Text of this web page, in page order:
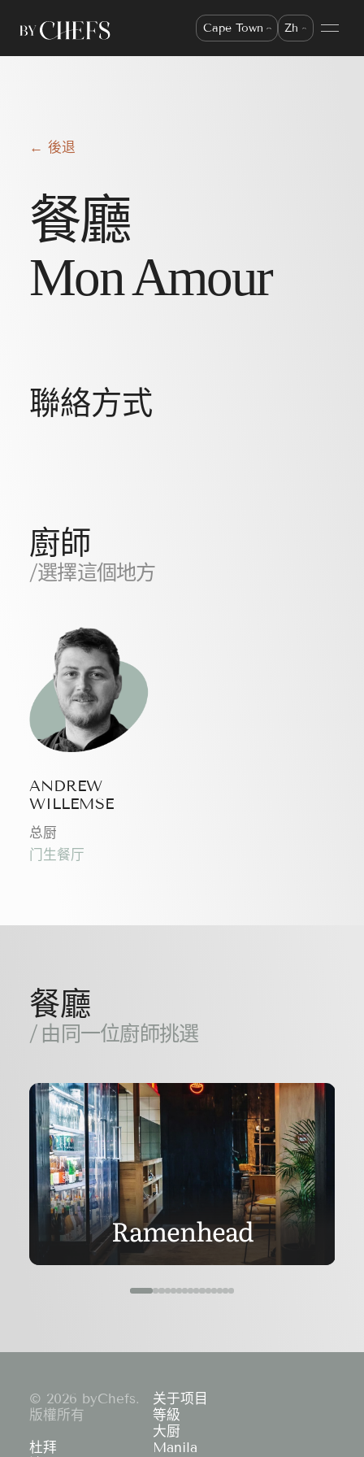
Cape Town Zh
← 後退
餐廳
Mon Amour
廚師
/選擇這個地方
ANDREW
WILLEMSE
总厨
门生餐厅
聯絡方式
餐廳
/ 由同一位廚師挑選
Ramenhead
© 2026 byChefs.
版權所有
关于项目
等級
大厨
杜拜
Manila